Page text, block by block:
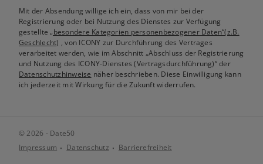
Mit der Absendung willige ich ein, dass von mir bei der
Registrierung oder bei Nutzung des Dienstes zur Verfügung
gestellte„besondere Kategorien personenbezogener Daten“(z.B.
Geschlecht) , von ICONY zur Durchführung des Vertrages
verarbeitet werden, wie im Abschnitt „Abschluss der Registrierung
und Nutzung des ICONY-Dienstes (Vertragsdurchführung)“ der
Datenschutzhinweise näher beschrieben. Diese Einwilligung kann
ich jederzeit mit Wirkung für die Zukunft widerrufen.
© 2026 - Date50
Impressum
Datenschutz Barrierefreiheit